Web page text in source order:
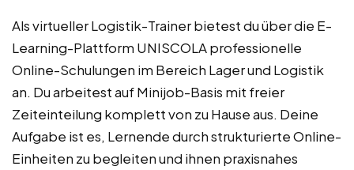
Als virtueller Logistik-Trainer bietest du über die E-
Learning-Plattform UNISCOLA professionelle
Online-Schulungen im Bereich Lager und Logistik
an. Du arbeitest auf Minijob-Basis mit freier
Zeiteinteilung komplett von zu Hause aus. Deine
Aufgabe ist es, Lernende durch strukturierte Online-
Einheiten zu begleiten und ihnen praxisnahes